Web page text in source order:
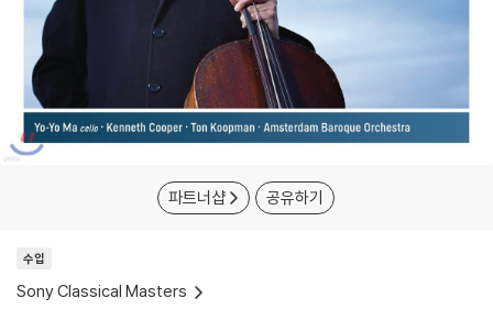
파트너샵 공유하기
수입
Sony Classical Masters